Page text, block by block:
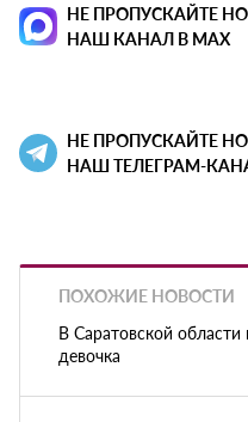
НЕ ПРОПУСКАЙТЕ
НАШ КАНАЛ В MAX
НЕ ПРОПУСКАЙТЕ
НАШ ТЕЛЕГРАМ-
ПОХОЖИЕ НОВОСТИ
В Саратовской
девочка